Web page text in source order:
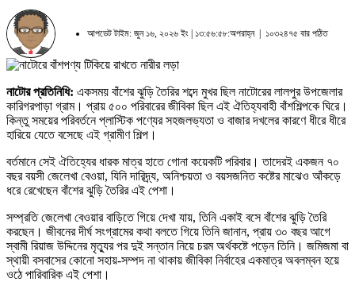
আপডেট টাইম: জুন ১৬, ২০২৬ ইং | ১৩:৫৬:৫৮:অপরাহ্ন | ১০৩২৪৭৫ বার পঠিত
নাটোর প্রতিনিধি: একসময় বাঁশের ঝুড়ি তৈরির শব্দে মুখর ছিল নাটোরের লালপুর উপজেলার
কারিগরপাড়া গ্রাম। প্রায় ৫০০ পরিবারের জীবিকা ছিল এই ঐতিহ্যবাহী বাঁশশিল্পকে ঘিরে।
কিন্তু সময়ের পরিবর্তনে প্লাস্টিক পণ্যের সহজলভ্যতা ও বাজার দখলের কারণে ধীরে ধীরে
হারিয়ে যেতে বসেছে এই গ্রামীণ শিল্প।
বর্তমানে সেই ঐতিহ্যের ধারক মাত্র হাতে গোনা কয়েকটি পরিবার। তাদেরই একজন ৭০
বছর বয়সী জেলেখা বেওয়া, যিনি দারিদ্র্য, অনিশ্চয়তা ও বয়সজনিত কষ্টের মাঝেও আঁকড়ে
ধরে রেখেছেন বাঁশের ঝুড়ি তৈরির এই পেশা।
সম্প্রতি জেলেখা বেওয়ার বাড়িতে গিয়ে দেখা যায়, তিনি একাই বসে বাঁশের ঝুড়ি তৈরি
করছেন। জীবনের দীর্ঘ সংগ্রামের কথা বলতে গিয়ে তিনি জানান, প্রায় ৩০ বছর আগে
স্বামী রিয়াজ উদ্দিনের মৃত্যুর পর দুই সন্তান নিয়ে চরম অর্থকষ্টে পড়েন তিনি। জমিজমা বা
স্থায়ী বসবাসের কোনো সহায়-সম্পদ না থাকায় জীবিকা নির্বাহের একমাত্র অবলম্বন হয়ে
ওঠে পারিবারিক এই পেশা।